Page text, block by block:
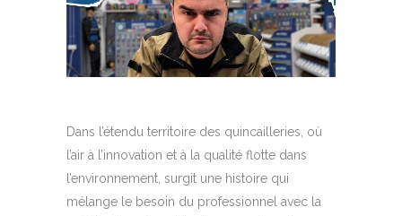
Dans l’étendu territoire des quincailleries, où
l’air à l’innovation et à la qualité flotte dans
l’environnement, surgit une histoire qui
mélange le besoin du professionnel avec la